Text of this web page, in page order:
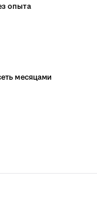
опыта
месяцами